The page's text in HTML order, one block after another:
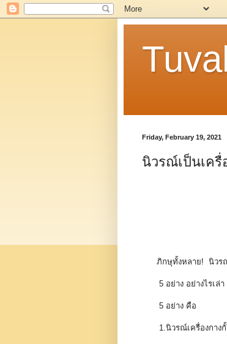
Friday, February 19, 2021
นิวรณ์เป็นเครื่
ภิกษุทั้งหลาย! นิวร
5 อย่าง อย่างไรเล่า
5 อย่าง คือ
1 .นิวรณ์เครื่องกา